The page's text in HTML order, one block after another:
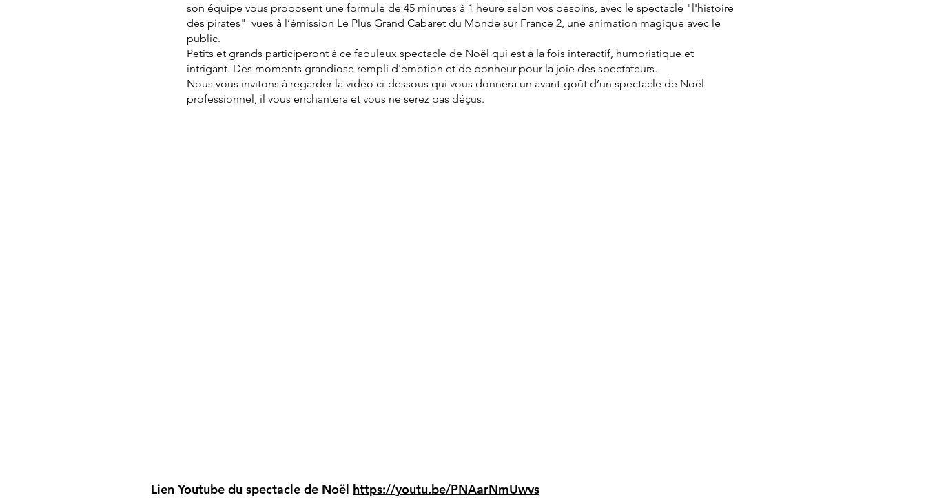
son équipe vous proposent une formule de 45 minutes à 1 heure selon vos besoins, avec le spectacle "l'histoire
des pirates" vues à l’émission Le Plus Grand Cabaret du Monde sur France 2, une animation magique avec le
public.
Petits et grands participeront à ce fabuleux spectacle de Noël qui est à la fois interactif, humoristique et
intrigant. Des moments grandiose rempli d'émotion et de bonheur pour la joie des spectateurs.
Nous vous invitons à regarder la vidéo ci-dessous qui vous donnera un avant-goût d’un spectacle de Noël
professionnel, il vous enchantera et vous ne serez pas déçus.
Lien Youtube du spectacle de Noël https://youtu.be/PNAarNmUwvs